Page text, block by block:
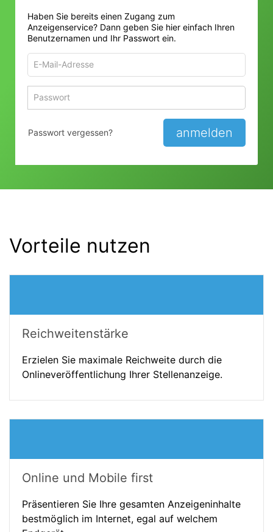
Haben Sie bereits einen Zugang zum
Anzeigenservice? Dann geben Sie hier einfach Ihren
Benutzernamen und Ihr Passwort ein.
Adresse
zum
Anmelden
anmelden
Passwort vergessen?
Vorteile nutzen
Reichweitenstärke
Erzielen Sie maximale Reichweite durch die
Onlineveröffentlichung Ihrer Stellenanzeige.
Online und Mobile first
Präsentieren Sie Ihre gesamten Anzeigeninhalte
bestmöglich im Internet, egal auf welchem